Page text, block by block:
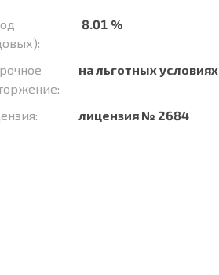
8.01 %
на льготных условиях
лицензия № 2684